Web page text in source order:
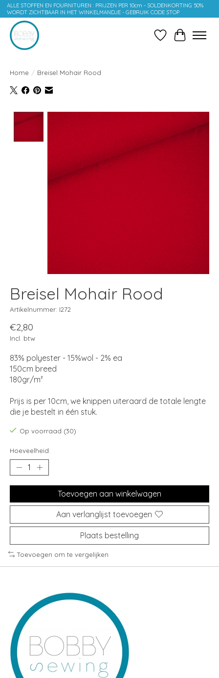
ALLE STOFFEN EN FOURNITUREN : PRIJZEN PER 10cm - SOLDENKORTING 50%
WORDT ZICHTBAAR IN HET WINKELMANDJE - GEBRUIK CODE STOP
Verlanglijst
Home / Breisel Mohair Rood
Product image slideshow Items
Breisel Mohair Rood
Artikelnummer: I272
€2,80
Incl. btw
83% polyester - 15%wol - 2% ea
150cm breed
180gr/m²
Prijs is per 10cm, we knippen uiteraard de totale lengte
die je bestelt in één stuk.
Op voorraad (30)
Hoeveelheid:
Toevoegen aan winkelwagen
Aan verlanglijst toevoegen
Plaats bestelling
Toevoegen om te vergelijken